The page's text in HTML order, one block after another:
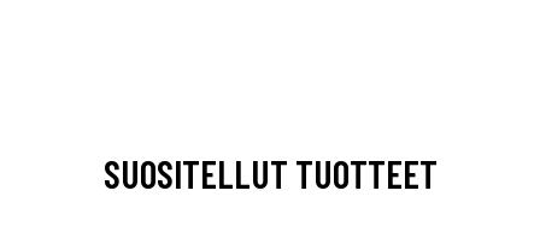
SUOSITELLUT TUOTTEET